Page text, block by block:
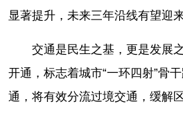
显著提升，未来三年沿线有望迎
交通是民生之基，更是发展
开通，标志着城市“一环四射”骨
通，将有效分流过境交通，缓解